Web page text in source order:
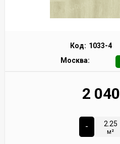
Код: 1033-4
Москва:
2 040
-
м²